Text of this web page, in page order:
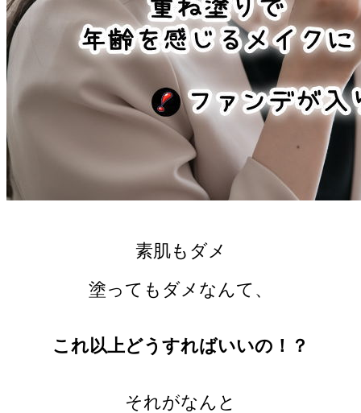
素肌もダメ
塗ってもダメなんて、
これ以上どうすればいいの！？
それがなんと